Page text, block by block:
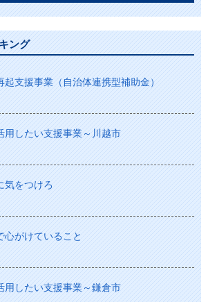
ング
起支援事業（自治体連携型補助金）
用したい支援事業～川越市
気をつけろ
心がけていること
用したい支援事業～鎌倉市